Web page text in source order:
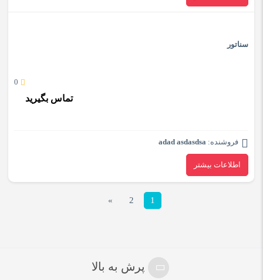
سناتور
0
تماس بگیرید
فروشنده: adad asdasdsa
اطلاعات بیشتر
1
2
»
پرش به بالا